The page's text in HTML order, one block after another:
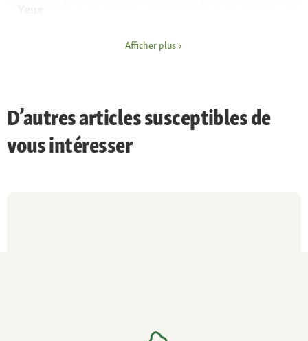
Yeux
deux variétés : à poil long et à poil court ;
robe : noir, roux, blanc, bleu, daim, crème,
épaisse crinière ou couronne de poils autour
Afficher plus
D’autres articles susceptibles de
vous intéresser